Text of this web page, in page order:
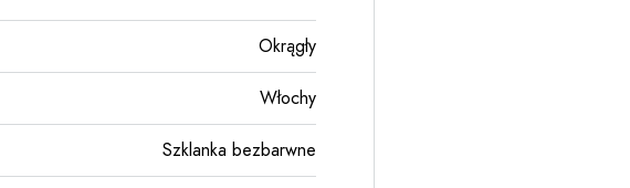
Okrągły
Włochy
Szklanka bezbarwne